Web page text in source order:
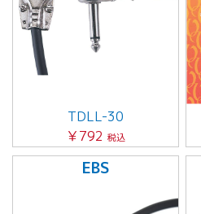
TDLL-30
￥792 税込
EBS